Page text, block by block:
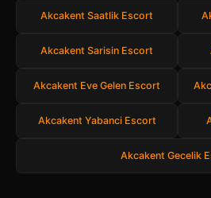
Akcakent Saatlik Escort
Akcakent Sarisin Escort
Akcakent Eve Gelen Escort
Akcakent Yabanci Escort
Akcakent Gecelik